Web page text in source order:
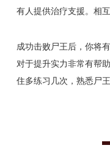
有人提供治疗支援。相
成功击败尸王后，你将
对于提升实力非常有帮
住多练习几次，熟悉尸